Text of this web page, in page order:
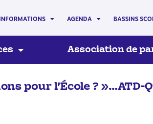
INFORMATIONS AGENDA BASSINS
Association de
pour l’École ?